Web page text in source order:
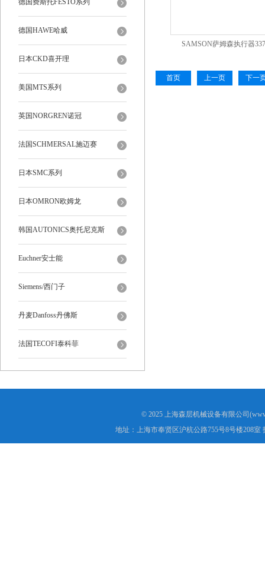
德国费斯托FESTO系列
德国HAWE哈威
日本CKD喜开理
美国MTS系列
英国NORGREN诺冠
法国SCHMERSAL施迈赛
日本SMC系列
日本OMRON欧姆龙
韩国AUTONICS奥托尼克斯
Euchner安士能
Siemens/西门子
丹麦Danfoss丹佛斯
法国TECOFI泰科菲
SAMSON萨姆森执行器
首页
上一页 下一
© 2025 上海森层机械设备有限公司
地址：上海市奉贤区沪杭公路755号8号楼208室